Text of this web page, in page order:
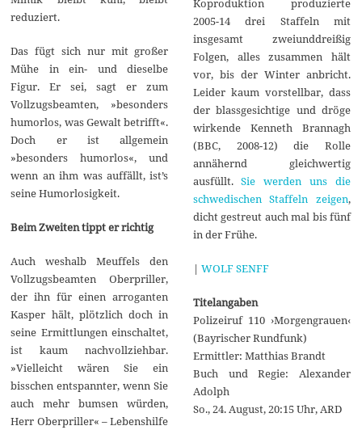
reduziert.
Das fügt sich nur mit großer
Mühe in ein- und dieselbe
Figur. Er sei, sagt er zum
Vollzugsbeamten, »besonders
humorlos, was Gewalt betrifft«.
Doch er ist allgemein
»besonders humorlos«, und
wenn an ihm was auffällt, ist’s
seine Humorlosigkeit.
Beim Zweiten tippt er richtig
Auch weshalb Meuffels den
Vollzugsbeamten Oberpriller,
der ihn für einen arroganten
Kasper hält, plötzlich doch in
seine Ermittlungen einschaltet,
ist kaum nachvollziehbar.
»Vielleicht wären Sie ein
bisschen entspannter, wenn Sie
auch mehr bumsen würden,
Herr Oberpriller« – Lebenshilfe
2005-14 drei Staffeln mit
insgesamt zweiunddreißig
Folgen, alles zusammen hält
vor, bis der Winter anbricht.
Leider kaum vorstellbar, dass
der blassgesichtige und dröge
wirkende Kenneth Brannagh
(BBC, 2008-12) die Rolle
annähernd gleichwertig
ausfüllt. Sie werden uns die
schwedischen Staffeln zeigen,
dicht gestreut auch mal bis fünf
in der Frühe.
| WOLF SENFF
Titelangaben
Polizeiruf 110 ›Morgengrauen‹
(Bayrischer Rundfunk)
Ermittler: Matthias Brandt
Buch und Regie: Alexander
Adolph
So., 24. August, 20:15 Uhr, ARD